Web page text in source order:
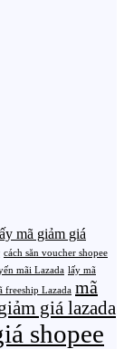
mã giảm giá
cách săn voucher shopee
mãi Lazada lấy mã
freeship Lazada mã
giá lazada
shopee